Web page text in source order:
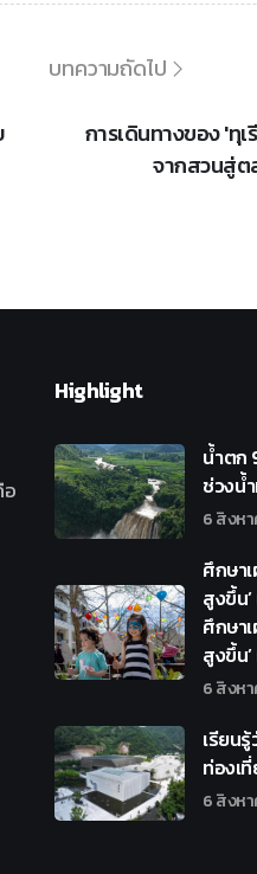
บทความถัดไป
การเดินทางของ 'ทุ
จากสวนสู่ต
อ
Highlight
น้ำตก
ช่วงน้
6 สิงห
ศึกษา
สูงขึ้น
ศึกษา
สูงขึ้น
6 สิงห
เรียน
ท่องเ
6 สิงห